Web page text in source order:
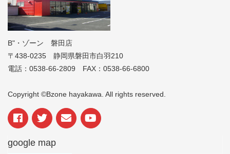
B"・ゾーン 磐田店
〒438-0235 静岡県磐田市白羽210
電話：0538-66-2809 FAX：0538-66-6800
Copyright ©Bzone hayakawa. All rights reserved.
google map